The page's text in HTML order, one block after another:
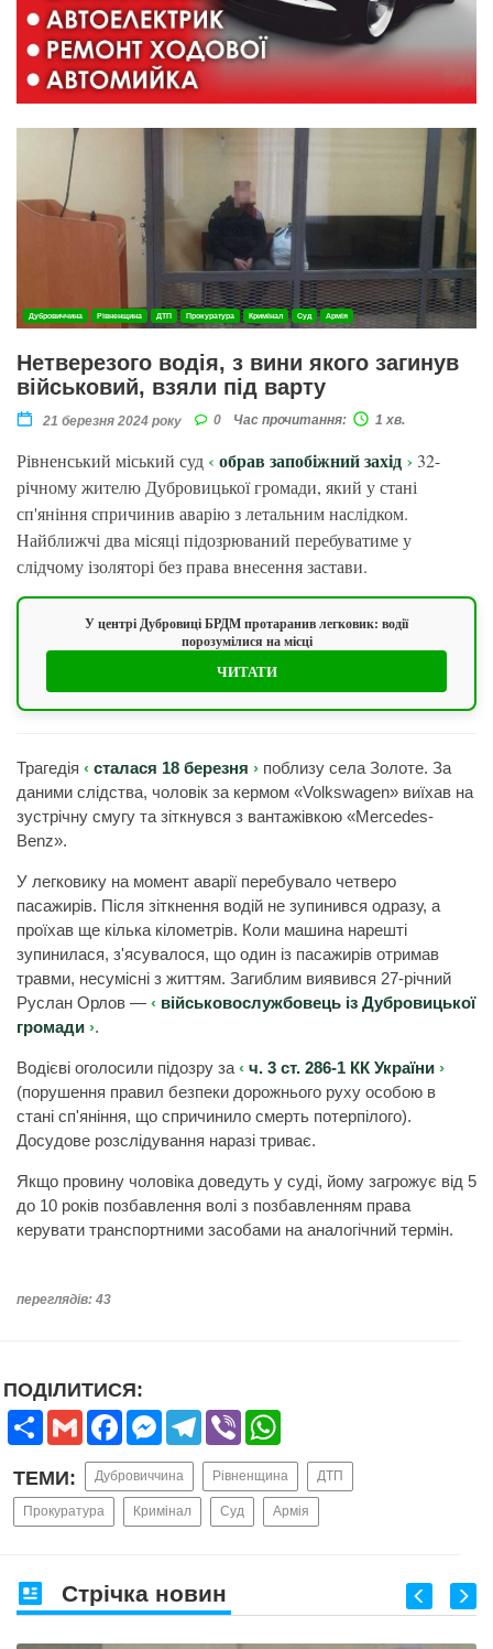
Дубровиччина Рівненщина ДТП Прокуратура Кримінал Суд Армія
Нетверезого водія, з вини якого загинув
військовий, взяли під варту
21 березня 2024 року 0 Час прочитання: 1 хв.
Рівненський міський суд обрав запобіжний захід
32-
річному жителю Дубровицької громади, який у стані
сп'яніння спричинив аварію з летальним наслідком.
Найближчі два місяці підозрюваний перебуватиме у
слідчому ізоляторі без права внесення застави.
У центрі Дубровиці БРДМ протаранив легковик: водії
порозумілися на місці
ЧИТАТИ
Трагедія сталася 18 березня
поблизу села Золоте. За
даними слідства, чоловік за кермом «Volkswagen» виїхав на
зустрічну смугу та зіткнувся з вантажівкою «Mercedes-
Benz».
У легковику на момент аварії перебувало четверо
пасажирів. Після зіткнення водій не зупинився одразу, а
проїхав ще кілька кілометрів. Коли машина нарешті
зупинилася, з'ясувалося, що один із пасажирів отримав
травми, несумісні з життям. Загиблим виявився 27-річний
Руслан Орлов —
військовослужбовець із Дубровицької
громади .
Водієві оголосили підозру за
ч. 3 ст. 286-1 КК України
(порушення правил безпеки дорожнього руху особою в
стані сп'яніння, що спричинило смерть потерпілого).
Досудове розслідування наразі триває.
Якщо провину чоловіка доведуть у суді, йому загрожує від 5
до 10 років позбавлення волі з позбавленням права
керувати транспортними засобами на аналогічний термін.
переглядів: 43
ПОДІЛИТИСЯ:
Share Gmail FacebookMessengerTelegram
Viber
ТЕМИ: Дубровиччина Рівненщина ДТП
Прокуратура Кримінал Суд Армія
Стрічка новин